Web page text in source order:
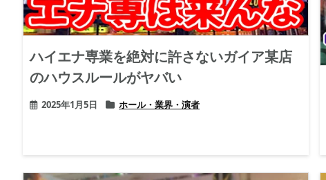
ハイエナ専業を絶対に許さないガイア某店
のハウスルールがヤバい
2025年1月5日 ホール・業界・演者